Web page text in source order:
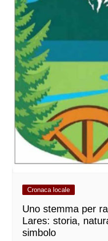
Cronaca locale
Uno stemma per
Lares: storia,
simbolo